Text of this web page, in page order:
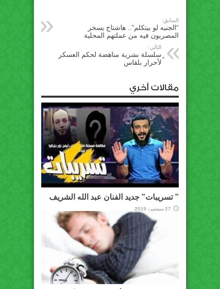
السابق:
“الجنيه لو بيتكلم”.. هاشتاج يسخر
المصريون فيه من عملتهم المحلية
التالي:
ٍسلسلة بشرية مناهضة لحكم العسكر
ﻷحرار بلقاس
مقالات أخري
” تسريبات” جديد الفنان عبد الله الشريف
27 سبتمبر، 2019